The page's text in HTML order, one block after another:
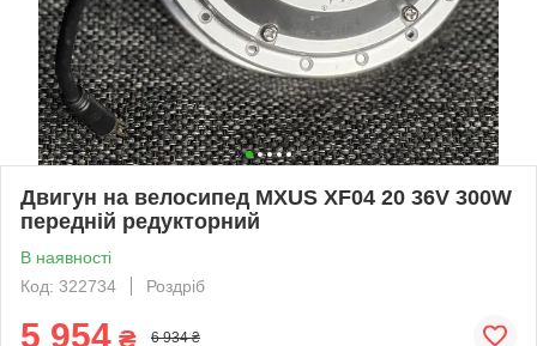
Двигун на велосипед MXUS XF04 20 36V 300W
передній редукторний
В наявності
Код: 322734
Роздріб
5 954 ₴ 6 934 ₴